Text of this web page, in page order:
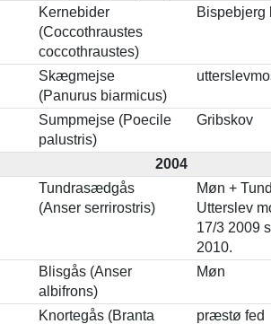
Kernebider
(Coccothraustes
coccothraustes)
Bispebjerg
Skægmejse
(Panurus biarmicus)
Sumpmejse (Poecile
palustris)
Gribskov
2004
Tundrasædgås
(Anser serrirostris)
Møn +
Utterslev
17/3 2009
2010.
Blisgås (Anser
albifrons)
Møn
Knortegås (Branta
præstø fed